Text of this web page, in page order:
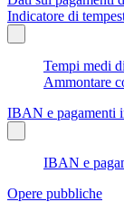
Indicatore di
Tempi medi
Ammontare
IBAN e pagamenti
IBAN e
Opere pubbliche